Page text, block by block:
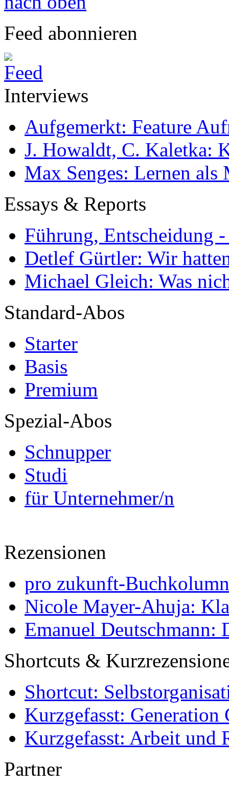
Feed abonnieren
Interviews
Aufgemerkt: Feature
J. Howaldt, C. Kaletka:
Max Senges: Lernen als
Essays & Reports
Führung, Entscheidung
Detlef Gürtler: Wir
Michael Gleich: Was
Standard-Abos
Starter
Basis
Premium
Spezial-Abos
Schnupper
Studi
für Unternehmer/n
Rezensionen
pro zukunft-
Nicole Mayer-Ahuja:
Emanuel Deutschmann:
Shortcuts &
Shortcut:
Kurzgefasst: Generation
Kurzgefasst: Arbeit und
Partner